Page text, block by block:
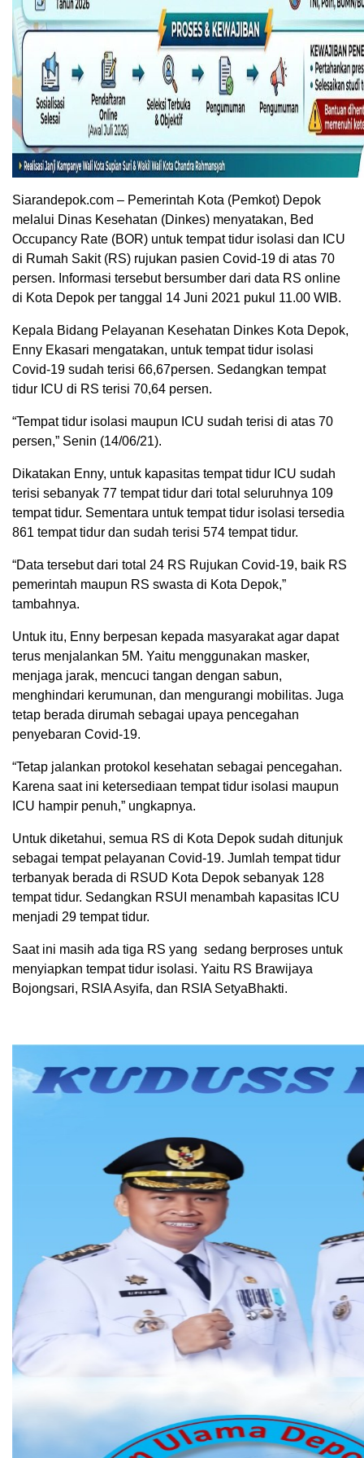
Siarandepok.com – Pemerintah Kota (Pemkot) Depok
melalui Dinas Kesehatan (Dinkes) menyatakan, Bed
Occupancy Rate (BOR) untuk tempat tidur isolasi dan ICU
di Rumah Sakit (RS) rujukan pasien Covid-19 di atas 70
persen. Informasi tersebut bersumber dari data RS online
di Kota Depok per tanggal 14 Juni 2021 pukul 11.00 WIB.
Kepala Bidang Pelayanan Kesehatan Dinkes Kota Depok,
Enny Ekasari mengatakan, untuk tempat tidur isolasi
Covid-19 sudah terisi 66,67persen. Sedangkan tempat
tidur ICU di RS terisi 70,64 persen.
“Tempat tidur isolasi maupun ICU sudah terisi di atas 70
persen,” Senin (14/06/21).
Dikatakan Enny, untuk kapasitas tempat tidur ICU sudah
terisi sebanyak 77 tempat tidur dari total seluruhnya 109
tempat tidur. Sementara untuk tempat tidur isolasi tersedia
861 tempat tidur dan sudah terisi 574 tempat tidur.
“Data tersebut dari total 24 RS Rujukan Covid-19, baik RS
pemerintah maupun RS swasta di Kota Depok,”
tambahnya.
Untuk itu, Enny berpesan kepada masyarakat agar dapat
terus menjalankan 5M. Yaitu menggunakan masker,
menjaga jarak, mencuci tangan dengan sabun,
menghindari kerumunan, dan mengurangi mobilitas. Juga
tetap berada dirumah sebagai upaya pencegahan
penyebaran Covid-19.
“Tetap jalankan protokol kesehatan sebagai pencegahan.
Karena saat ini ketersediaan tempat tidur isolasi maupun
ICU hampir penuh,” ungkapnya.
Untuk diketahui, semua RS di Kota Depok sudah ditunjuk
sebagai tempat pelayanan Covid-19. Jumlah tempat tidur
terbanyak berada di RSUD Kota Depok sebanyak 128
tempat tidur. Sedangkan RSUI menambah kapasitas ICU
menjadi 29 tempat tidur.
Saat ini masih ada tiga RS yang sedang berproses untuk
menyiapkan tempat tidur isolasi. Yaitu RS Brawijaya
Bojongsari, RSIA Asyifa, dan RSIA SetyaBhakti.